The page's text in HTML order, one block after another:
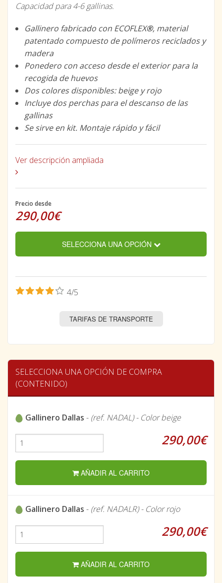
Capacidad para 4-6 gallinas.
Gallinero fabricado con ECOFLEX®, material
patentado compuesto de polímeros reciclados y
madera
Ponedero con acceso desde el exterior para la
recogida de huevos
Dos colores disponibles: beige y rojo
Incluye dos perchas para el descanso de las
gallinas
Se sirve en kit. Montaje rápido y fácil
Ver descripción ampliada
Precio desde
290,00€
SELECCIONA UNA OPCIÓN
4/5
TARIFAS DE TRANSPORTE
SELECCIONA UNA OPCIÓN DE COMPRA
(CONTENIDO)
Gallinero Dallas - (ref. NADAL) - Color beige
290,00€
AÑADIR AL CARRITO
Gallinero Dallas - (ref. NADALR) - Color rojo
290,00€
AÑADIR AL CARRITO